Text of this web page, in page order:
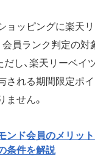
ョッピングに楽天
会員ランク判定の対
だし、楽天リーベイ
される期間限定ポイ
ません。
ンド会員のメリッ
条件を解説